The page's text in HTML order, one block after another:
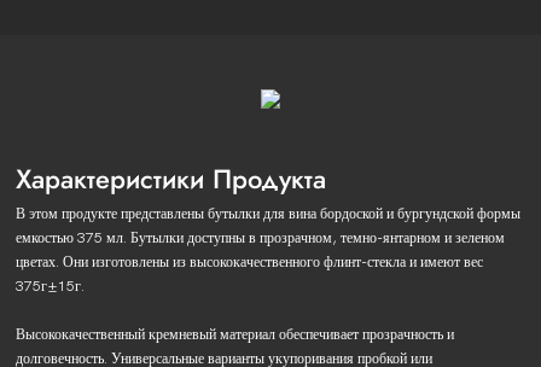
Характеристики Продукта
В этом продукте представлены бутылки для вина бордоской и бургундской формы
емкостью 375 мл. Бутылки доступны в прозрачном, темно-янтарном и зеленом
цветах. Они изготовлены из высококачественного флинт-стекла и имеют вес
375г±15г.
Высококачественный кремневый материал обеспечивает прозрачность и
долговечность. Универсальные варианты укупоривания пробкой или